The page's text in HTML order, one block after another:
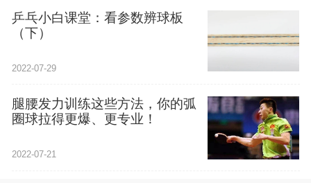
乒乓小白课堂：看参数辨球板
（下）
2022-07-29
腿腰发力训练这些方法，你的弧
圈球拉得更爆、更专业！
2022-07-21